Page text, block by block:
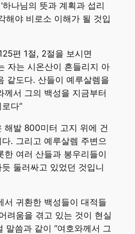
하나님의 뜻과 계획과 섭리
해야 비로소 이해가 될 것입
편 1절, 2절을 보시면
자는 시온산이 흔들리지 아
같도다. 산들이 예루살렘을
께서 그의 백성을 지금부터
다”
해발 800미터 고지 위에 건
. 그리고 예루살렘 주변으
한 여러 산들과 봉우리들이
둘러싸고 있었던 것입니
서 귀환한 백성들이 대적들
려움을 겪고 있는 것이 현실
말씀과 같이 “여호와께서 그